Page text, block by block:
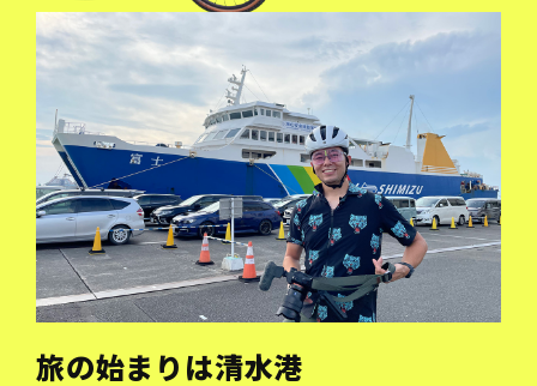
旅の始まりは清水港